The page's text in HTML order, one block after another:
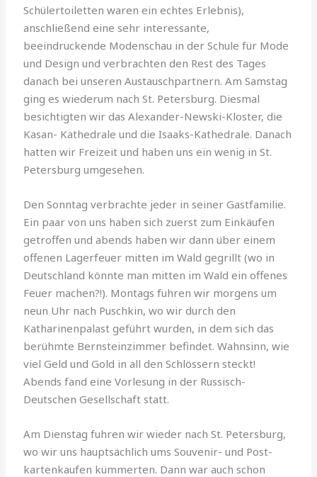
Schülertoiletten waren ein echtes Erlebnis),
anschließend eine sehr inter­essante,
beeindruckende Modenschau in der Schule für Mode
und Design und verbrachten den Rest des Tages
danach bei unseren Austauschpartnern. Am Samstag
ging es wiederum nach St. Petersburg. Diesmal
besichtigten wir das Alexander-Newski-Kloster, die
Kasan- Kathedrale und die Isaaks-Kathedrale. Danach
hatten wir Freizeit und haben uns ein wenig in St.
Petersburg umgesehen.
Den Sonntag verbrachte jeder in seiner Gastfamilie.
Ein paar von uns haben sich zuerst zum Einkäufen
getroffen und abends haben wir dann über einem
offenen Lagerfeuer mitten im Wald gegrillt (wo in
Deutschland könnte man mitten im Wald ein offenes
Feuer machen?!). Montags fuhren wir morgens um
neun Uhr nach Puschkin, wo wir durch den
Katharinenpalast geführt wurden, in dem sich das
berühmte Bern­steinzimmer befindet. Wahnsinn, wie
viel Geld und Gold in all den Schlös­sern steckt!
Abends fand eine Vorlesung in der Rus­sisch-
Deutschen Gesell­schaft statt.
Am Dienstag fuhren wir wieder nach St. Petersburg,
wo wir uns hauptsächlich ums Souvenir- und Post­
kartenkaufen kümmerten. Dann war auch schon